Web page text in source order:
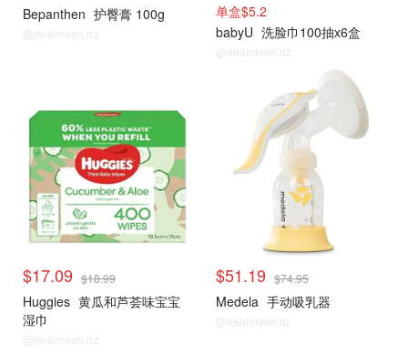
Bepanthen 护臀膏 100g
@dealmoon.nz
单盒$5.2
babyU 洗脸巾100抽x6盒
@dealmoon.nz
$17.09 $18.99
Huggies 黄瓜和芦荟味宝宝
湿巾
@dealmoon.nz
$51.19 $74.95
Medela 手动吸乳器
@dealmoon.nz